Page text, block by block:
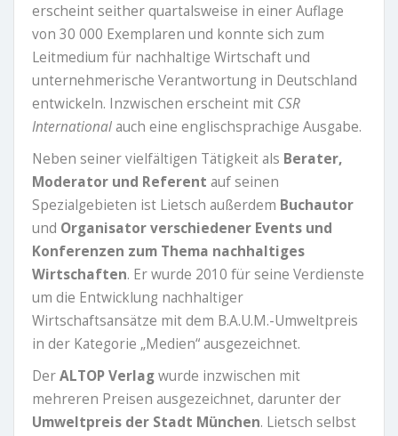
erscheint seither quartalsweise in einer Auflage
von 30 000 Exemplaren und konnte sich zum
Leitmedium für nachhaltige Wirtschaft und
unternehmerische Verantwortung in Deutschland
entwickeln. Inzwischen erscheint mit CSR
Internationalauch eine englischsprachige Ausgabe.
Neben seiner vielfältigen Tätigkeit als Berater,
Moderator und Referent auf seinen
Spezialgebieten ist Lietsch außerdem Buchautor
und Organisator verschiedener Events und
Konferenzen zum Thema nachhaltiges
Wirtschaften. Er wurde 2010 für seine Verdienste
um die Entwicklung nachhaltiger
Wirtschaftsansätze mit dem B.A.U.M.-Umweltpreis
in der Kategorie „Medien“ ausgezeichnet.
DerALTOP Verlagwurde inzwischen mit
mehreren Preisen ausgezeichnet, darunter der
Umweltpreis der Stadt München. Lietsch selbst